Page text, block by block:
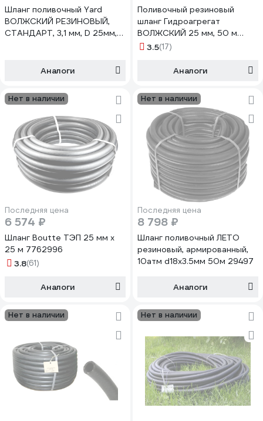
Шланг поливочный Yard
ВОЛЖСКИЙ РЕЗИНОВЫЙ,
СТАНДАРТ, 3,1 мм, D 25мм,
Аналоги
Поливочный резиновый
шланг Гидроагрегат
ВОЛЖСКИЙ 25 мм, 50 м
0Р-00008821
3.5(17)
Аналоги
Нет в наличии
Последняя цена
6 574 ₽
Шланг Boutte ТЭП 25 мм х
25 м 7762996
3.8(61)
Аналоги
Нет в наличии
Последняя цена
8 798 ₽
Шланг поливочный ЛЕТО
резиновый, армированный,
10атм d18x3.5мм 50м 29497
Аналоги
Нет в наличии Нет в наличии